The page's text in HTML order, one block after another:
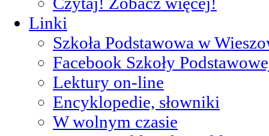
Linki
Szkoła Podstawowa w
Facebook Szkoły
Lektury on-line
Encyklopedie, słowniki
W wolnym czasie